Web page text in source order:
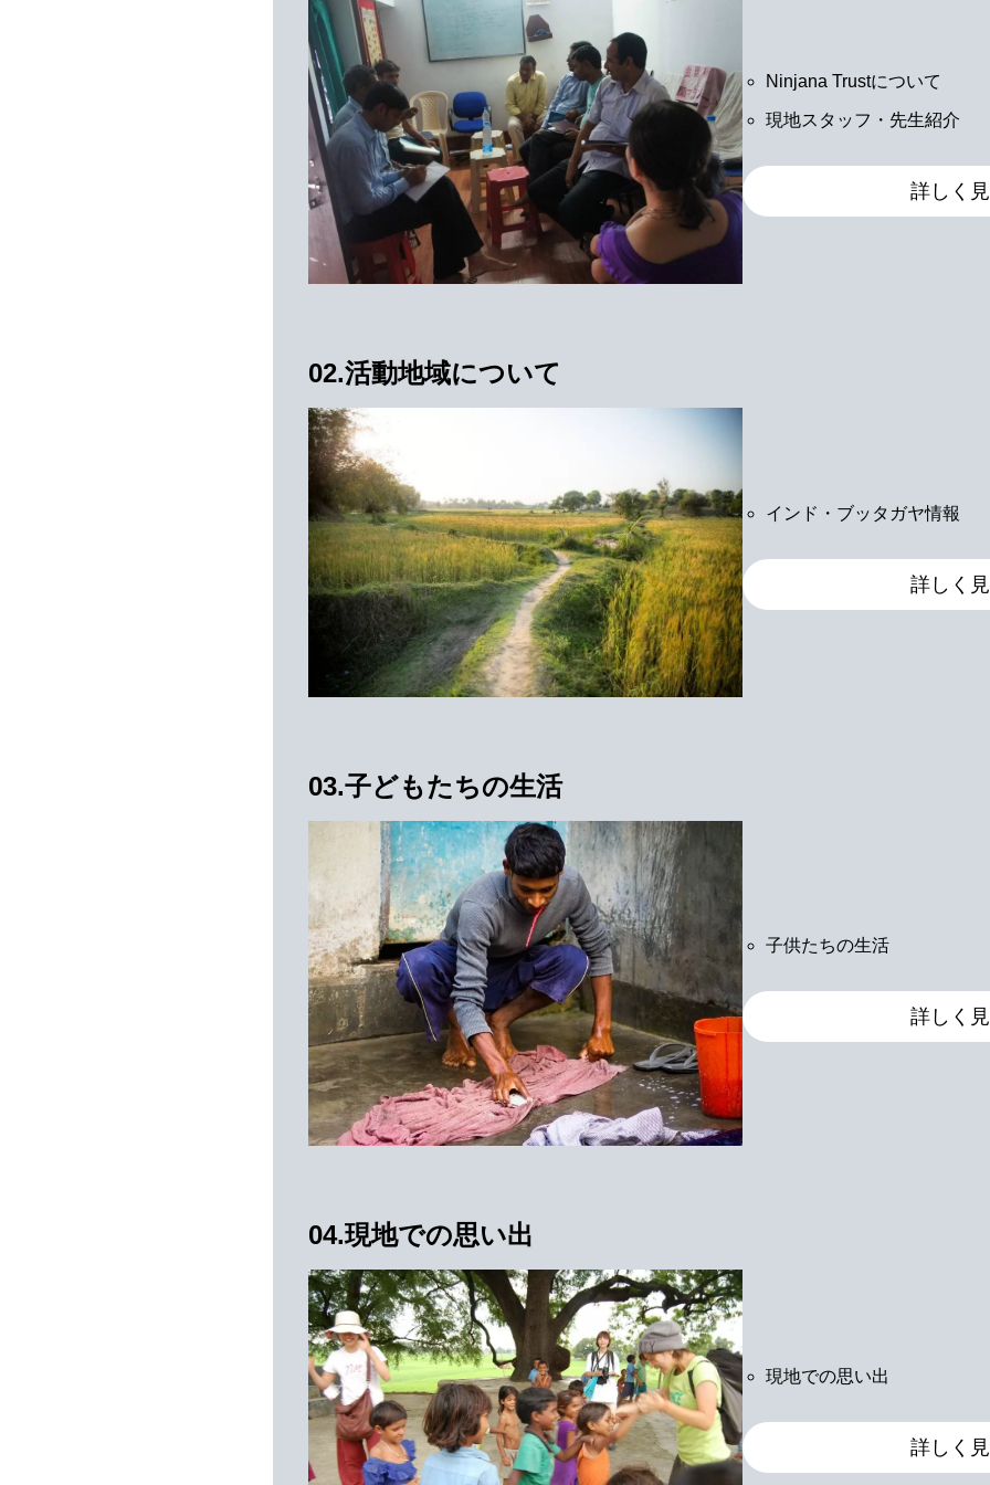
Ninjana Trustについて
現地スタッフ・先生紹介
詳しく
02.活動地域について
インド・ブッタガヤ情報
詳しく
03.子どもたちの生活
子供たちの生活
詳しく
04.現地での思い出
現地での思い出
詳しく